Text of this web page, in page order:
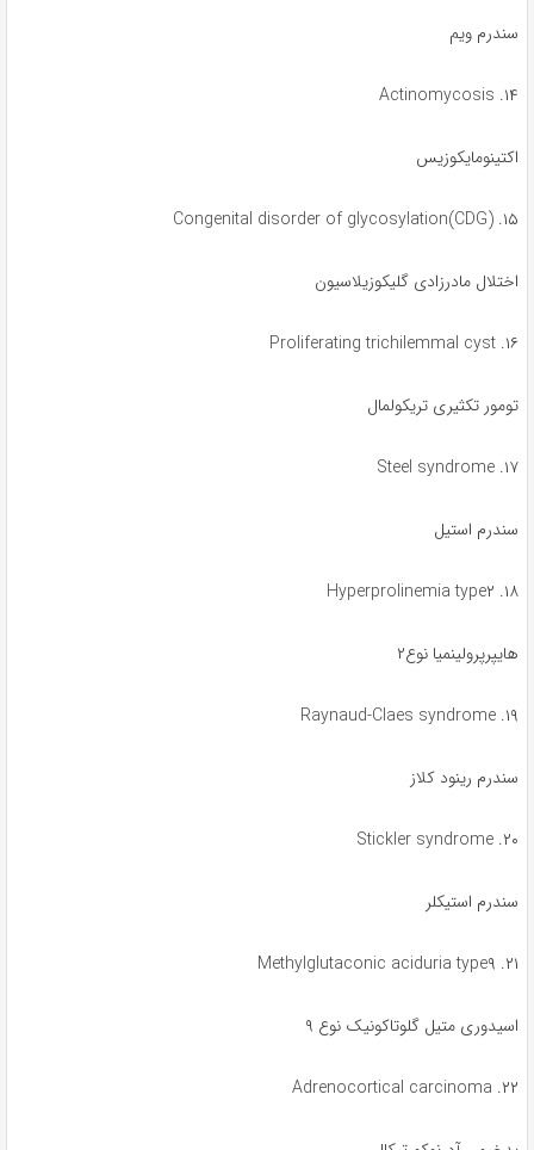
سندرم ویم
۱۴. Actinomycosis
اکتینومایکوزیس
۱۵. Congenital disorder of glycosylation(CDG)
اختلال مادرزادی گلیکوزیلاسیون
۱۶. Proliferating trichilemmal cyst
تومور تکثیری تریکولمال
۱۷. Steel syndrome
سندرم استیل
۱۸. Hyperprolinemia type۲
هایپرپرولینمیا نوع۲
۱۹. Raynaud-Claes syndrome
سندرم رینود کلاز
۲۰. Stickler syndrome
سندرم استیکلر
۲۱. Methylglutaconic aciduria type۹
اسیدوری متیل گلوتاکونیک نوع ۹
۲۲. Adrenocortical carcinoma